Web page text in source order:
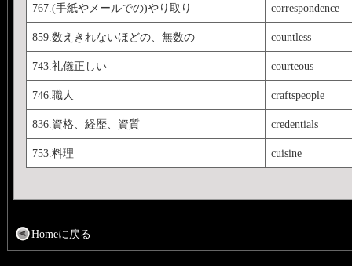
767.(手紙やメールでの)やり取り correspondence
859.数えきれないほどの、無数の countless
743.礼儀正しい courteous
746.職人 craftspeople
836.資格、経歴、資質 credentials
753.料理 cuisine
Homeに戻る